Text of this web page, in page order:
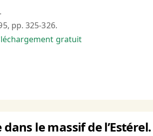
pp. 325-326.
gratuit
le massif de l’Estérel.